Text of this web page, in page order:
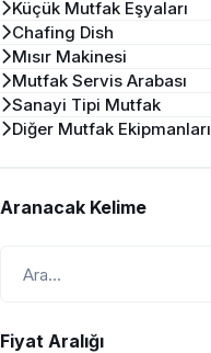
Küçük Mutfak Eşyaları
Chafing Dish
Mısır Makinesi
Mutfak Servis Arabası
Sanayi Tipi Mutfak
Diğer Mutfak Ekipmanları
Aranacak Kelime
Fiyat Aralığı